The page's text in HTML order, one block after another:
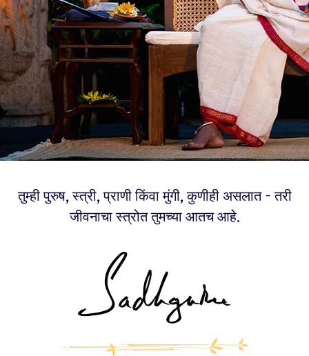
तुम्ही पुरुष, स्त्री, प्राणी किंवा मुंगी, कुणीही असलात - तरी
जीवनाचा स्त्रोत तुमच्या आतच आहे.